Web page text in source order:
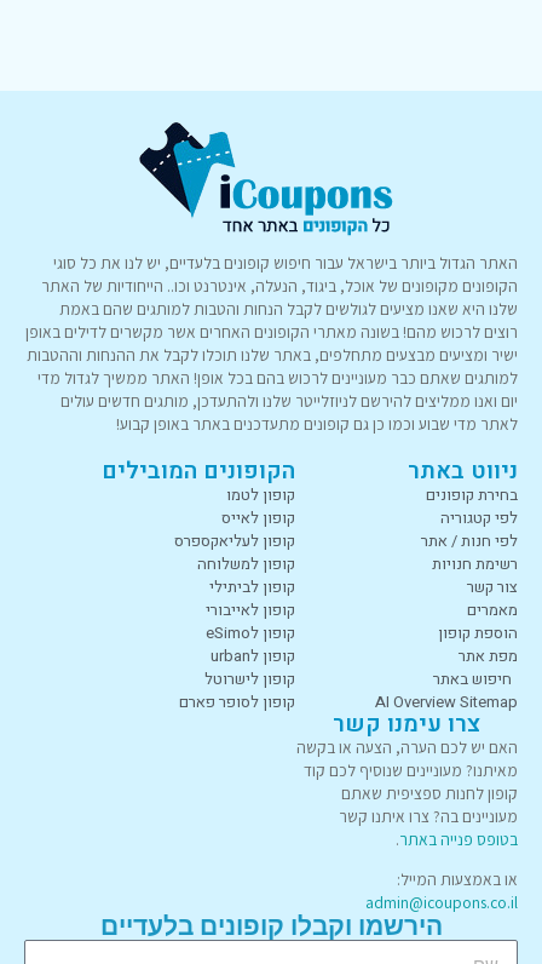
האתר הגדול ביותר בישראל עבור חיפוש קופונים בלעדיים, יש לנו את כל סוגי
הקופונים מקופונים של אוכל, ביגוד, הנעלה, אינטרנט וכו.. הייחודיות של האתר
שלנו היא שאנו מציעים לגולשים לקבל הנחות והטבות למותגים שהם באמת
רוצים לרכוש מהם! בשונה מאתרי הקופונים האחרים אשר מקשרים לדילים באופן
ישיר ומציעים מבצעים מתחלפים, באתר שלנו תוכלו לקבל את ההנחות וההטבות
למותגים שאתם כבר מעוניינים לרכוש בהם בכל אופן! האתר ממשיך לגדול מדי
יום ואנו ממליצים להירשם לניוזלייטר שלנו ולהתעדכן, מותגים חדשים עולים
לאתר מדי שבוע וכמו כן גם קופונים מתעדכנים באתר באופן קבוע!
ניווט באתר
בחירת קופונים
לפי קטגוריה
לפי חנות / אתר
רשימת חנויות
צור קשר
מאמרים
הוספת קופון
מפת אתר
חיפוש באתר
AI Overview Sitemap
הקופונים המובילים
קופון לטמו
קופון לאייס
קופון לעליאקספרס
קופון למשלוחה
קופון לביתילי
קופון לאייבורי
קופון לeSimo
קופון לurban
קופון לישרוטל
קופון לסופר פארם
צרו עימנו קשר
האם יש לכם הערה, הצעה או בקשה
מאיתנו? מעוניינים שנוסיף לכם קוד
קופון לחנות ספציפית שאתם
מעוניינים בה? צרו איתנו קשר
בטופס פנייה באתר.
או באמצעות המייל:
admin@icoupons.co.il
הירשמו וקבלו קופונים בלעדיים